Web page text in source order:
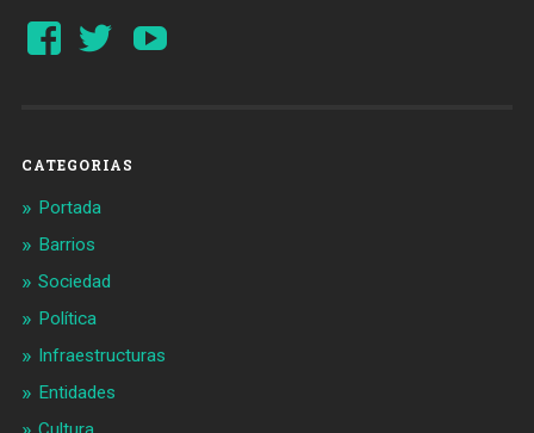
Ver
perfil
Ver
perfil
CATEGORIAS
Portada
Barrios
Sociedad
Política
Infraestructuras
Entidades